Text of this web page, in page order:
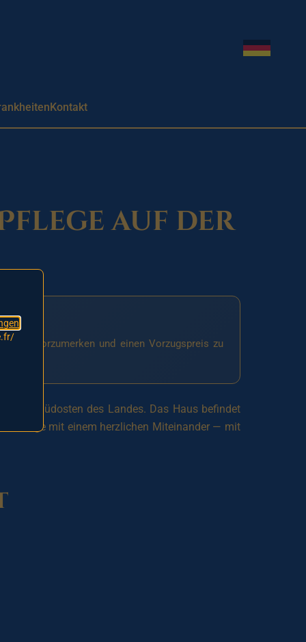
Sprache
Kontakt
auf der
vorzumerken und einen Vorzugspreis zu
Südosten des Landes. Das Haus befindet
Pflege mit einem herzlichen Miteinander — mit